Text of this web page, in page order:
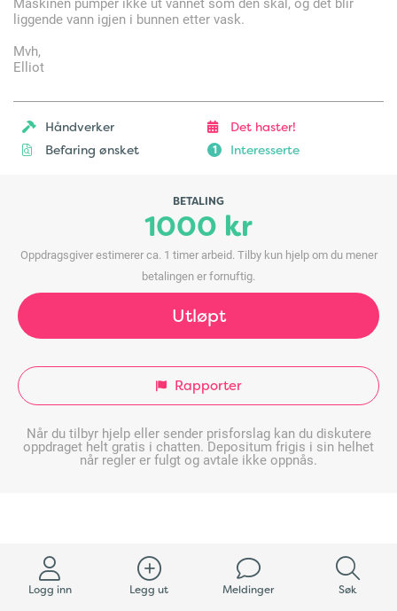
Logg inn Legg ut Meldinger Søk
liggende vann igjen i bunnen etter vask.
Mvh,
Elliot
Håndverker
Det haster!
Befaring ønsket
1 Interesserte
BETALING
1000 kr
Oppdragsgiver estimerer ca. 1 timer arbeid. Tilby kun hjelp om du mener
betalingen er fornuftig.
Utløpt
Rapporter
Når du tilbyr hjelp eller sender prisforslag kan du diskutere
oppdraget helt gratis i chatten. Depositum frigis i sin helhet
når regler er fulgt og avtale ikke oppnås.